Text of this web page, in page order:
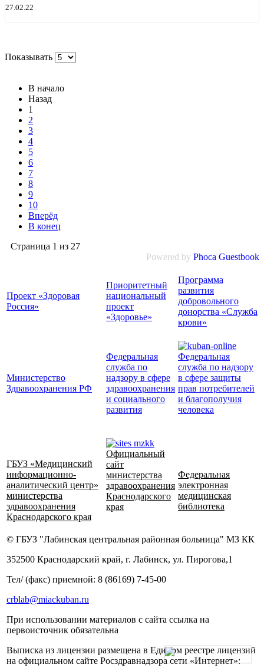
27.02.22
Показывать
В начало
Назад
1
2
3
4
5
6
7
8
9
10
Вперёд
В конец
Страница 1 из 27
Powered by Phoca Guestbook
Проект «Здоровая
Россия»
Приоритетный
национальный
проект
«Здоровье»
Программа
развития
добровольного
донорства «Служба
крови»
Министерство
Здравоохранения РФ
Федеральная
служба по
надзору в сфере
здравоохранения
и социального
развития
Федеральная
служба по надзору
в сфере защиты
прав потребителей
и благополучия
человека
ГБУЗ «Медицинский
информационно-
аналитический центр»
министерства
здравоохранения
Краснодарского края
Официальный
сайт
министерства
здравоохранения
Краснодарского
края
Федеральная
электронная
медицинская
библиотека
© ГБУЗ "Лабинская центральная районная больница" МЗ КК
352500 Краснодарский край, г. Лабинск, ул. Пирогова,1
Тел/ (факс) приемной: 8 (86169) 7-45-00
crblab@miackuban.ru
При использовании материалов с сайта ссылка на
первоисточник обязательна
Выписка из лицензии размещена в Едином реестре лицензий
на официальном сайте Росздравнадзора сети «Интернет»: